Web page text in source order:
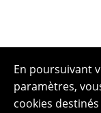
En poursuivant
paramètres,
cookies